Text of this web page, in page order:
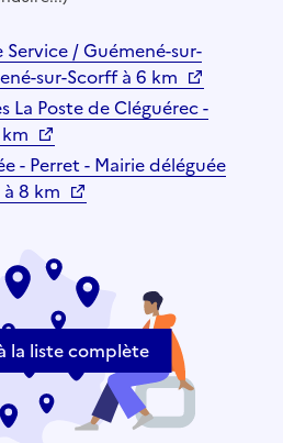
Service / Guémené-sur-
sur-Scorff à 6 km
La Poste de Cléguérec -
- Perret - Mairie déléguée
8 km
la liste complète